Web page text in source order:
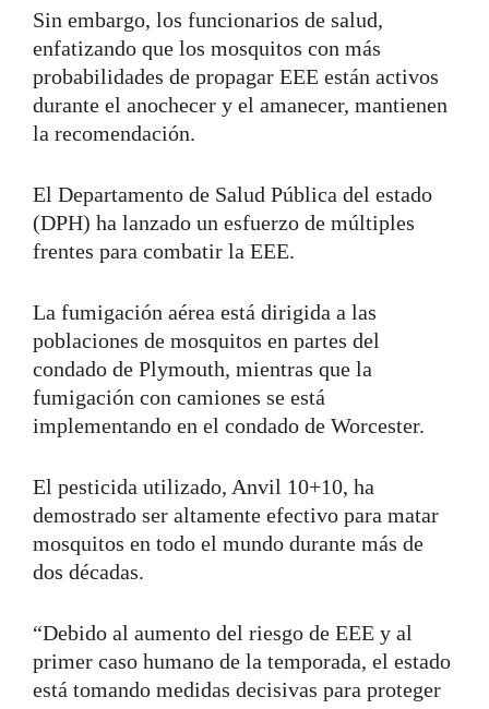
Sin embargo, los funcionarios de salud,
enfatizando que los mosquitos con más
probabilidades de propagar EEE están activos
durante el anochecer y el amanecer, mantienen
la recomendación.
El Departamento de Salud Pública del estado
(DPH) ha lanzado un esfuerzo de múltiples
frentes para combatir la EEE.
La fumigación aérea está dirigida a las
poblaciones de mosquitos en partes del
condado de Plymouth, mientras que la
fumigación con camiones se está
implementando en el condado de Worcester.
El pesticida utilizado, Anvil 10+10, ha
demostrado ser altamente efectivo para matar
mosquitos en todo el mundo durante más de
dos décadas.
“Debido al aumento del riesgo de EEE y al
primer caso humano de la temporada, el estado
está tomando medidas decisivas para proteger